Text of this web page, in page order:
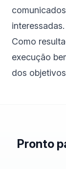
interessadas.
Como
execução
dos
Pronto